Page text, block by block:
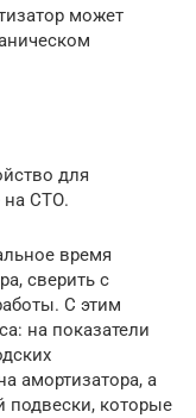
может
для
на СТО.
время
сверить с
С этим
на показатели
амортизатора, а
подвески, которые